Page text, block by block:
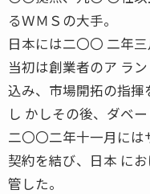
るＷＭＳの大手。
日本には二〇〇 二年三
当初は創業者のア ラ
込み、市場開拓の指揮
し かしその後、ダベー
二〇〇二年十一月に
契約を結び、日本 に
管した。